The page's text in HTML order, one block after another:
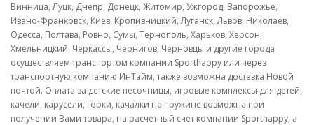
Винница, Луцк, Днепр, Донецк, Житомир, Ужгород, Запорожье,
Ивано-Франковск, Киев, Кропивницкий, Луганск, Львов, Николаев,
Одесса, Полтава, Ровно, Сумы, Тернополь, Харьков, Херсон,
Хмельницкий, Черкассы, Чернигов, Черновцы и другие города
осуществляем транспортом компании Sporthappy или через
транспортную компанию ИнТайм, также возможна доставка Новой
почтой. Оплата за детские песочницы, игровые комплексы для детей,
качели, карусели, горки, качалки на пружине возможна при
получении Вами товара, на расчетный счет компании Sporthappy, а